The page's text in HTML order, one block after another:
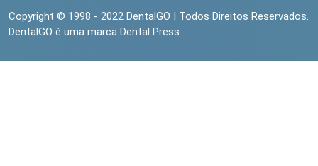
Copyright © 1998 - 2022 DentalGO | Todos Direitos Reservados.
DentalGO é uma marca Dental Press